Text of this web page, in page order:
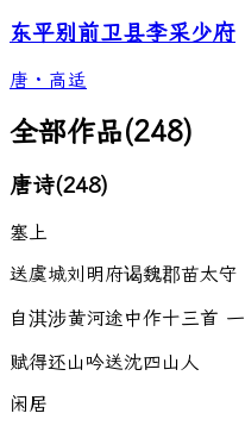
东平别前卫县李采少府
唐 · 高适
全部作品(248)
唐诗(248)
塞上
送虞城刘明府谒魏郡苗太守
自淇涉黄河途中作十三首 一
赋得还山吟送沈四山人
闲居